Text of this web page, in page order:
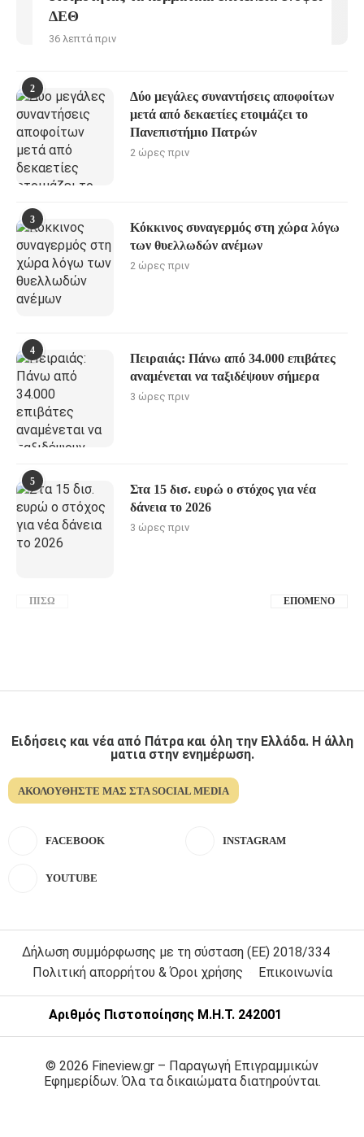
ΔΕΘ
36 λεπτά πριν
2
Δύο μεγάλες συναντήσεις αποφοίτων
μετά από δεκαετίες ετοιμάζει το
Πανεπιστήμιο Πατρών
2 ώρες πριν
3
Κόκκινος συναγερμός στη χώρα λόγω
των θυελλωδών ανέμων
2 ώρες πριν
4
Πειραιάς: Πάνω από 34.000 επιβάτες
αναμένεται να ταξιδέψουν σήμερα
3 ώρες πριν
5
Στα 15 δισ. ευρώ ο στόχος για νέα
δάνεια το 2026
3 ώρες πριν
ΠΊΣΩ ΕΠΌΜΕΝΟ
Ειδήσεις και νέα από Πάτρα και όλη την Ελλάδα. Η άλλη
ματια στην ενημέρωση.
ΑΚΟΛΟΥΘΉΣΤΕ ΜΑΣ ΣΤΑ SOCIAL MEDIA
FACEBOOK INSTAGRAM
YOUTUBE
Δήλωση συμμόρφωσης με τη σύσταση (ΕΕ) 2018/334
Πολιτική απορρήτου & Όροι χρήσης
Επικοινωνία
Αριθμός Πιστοποίησης Μ.Η.Τ. 242001
© 2026 Fineview.gr – Παραγωγή Επιγραμμικών
Εφημερίδων. Όλα τα δικαιώματα διατηρούνται.